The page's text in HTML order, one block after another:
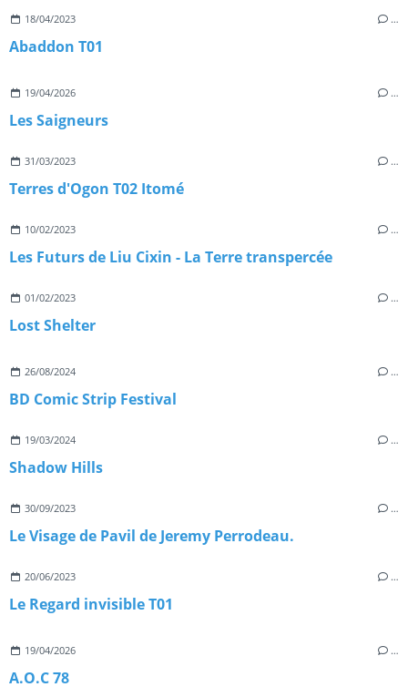
18/04/2023 …
Abaddon T01
19/04/2026 …
Les Saigneurs
31/03/2023 …
Terres d'Ogon T02 Itomé
10/02/2023 …
Les Futurs de Liu Cixin - La Terre transpercée
01/02/2023 …
Lost Shelter
26/08/2024 …
BD Comic Strip Festival
19/03/2024 …
Shadow Hills
30/09/2023 …
Le Visage de Pavil de Jeremy Perrodeau.
20/06/2023 …
Le Regard invisible T01
19/04/2026 …
A.O.C 78